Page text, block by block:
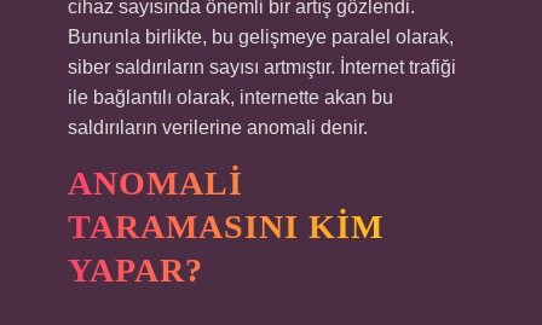
cihaz sayısında önemli bir artış gözlendi.
Bununla birlikte, bu gelişmeye paralel olarak,
siber saldırıların sayısı artmıştır. İnternet trafiği
ile bağlantılı olarak, internette akan bu
saldırıların verilerine anomali denir.
ANOMALI
TARAMASINI KIM
YAPAR?